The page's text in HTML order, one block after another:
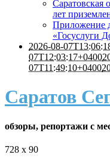
Саратовская
лет
Приложение
«Госуслуги
2026-08-
07T12:03:17+0400
07T11:49:10+0400
Саратов
обзоры, репортажи с
728 x 90